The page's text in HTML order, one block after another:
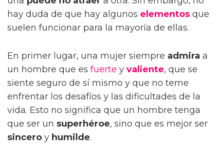
hay duda de que hay algunos elementos que
suelen funcionar para la mayoría de ellas.
En primer lugar, una mujer siempre admira a
un hombre que es fuerte y valiente, que se
siente seguro de sí mismo y que no teme
enfrentar los desafíos y las dificultades de la
vida. Esto no significa que un hombre tenga
que ser un superhéroe, sino que es mejor ser
sincero y humilde.